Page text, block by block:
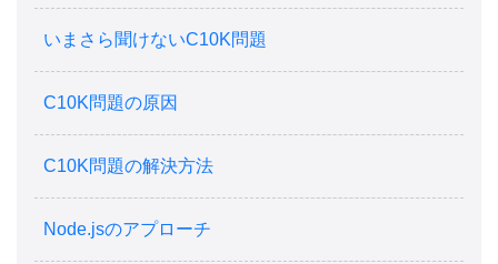
いまさら聞けないC10K問題
C10K問題の原因
C10K問題の解決方法
Node.jsのアプローチ